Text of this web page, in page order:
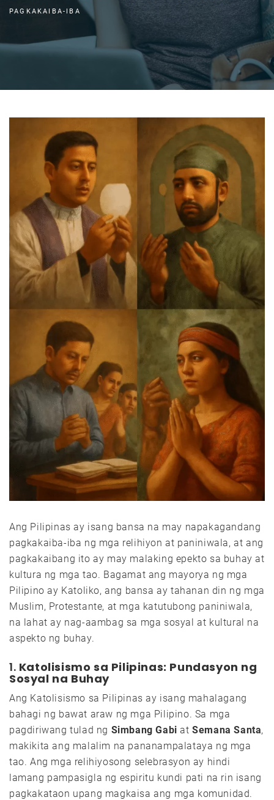
PAGKAKAIBA-IBA
Ang Pilipinas ay isang bansa na may napakagandang
pagkakaiba-iba ng mga relihiyon at paniniwala, at ang
pagkakaibang ito ay may malaking epekto sa buhay at
kultura ng mga tao. Bagamat ang mayorya ng mga
Pilipino ay Katoliko, ang bansa ay tahanan din ng mga
Muslim, Protestante, at mga katutubong paniniwala,
na lahat ay nag-aambag sa mga sosyal at kultural na
aspekto ng buhay.
1. Katolisismo sa Pilipinas: Pundasyon ng
Sosyal na Buhay
Ang Katolisismo sa Pilipinas ay isang mahalagang
bahagi ng bawat araw ng mga Pilipino. Sa mga
pagdiriwang tulad ng Simbang Gabi atSemana Santa,
makikita ang malalim na pananampalataya ng mga
tao. Ang mga relihiyosong selebrasyon ay hindi
lamang pampasigla ng espiritu kundi pati na rin isang
pagkakataon upang magkaisa ang mga komunidad.